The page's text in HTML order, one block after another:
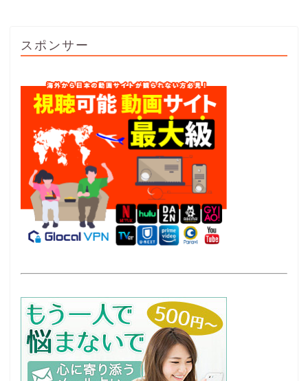
スポンサー